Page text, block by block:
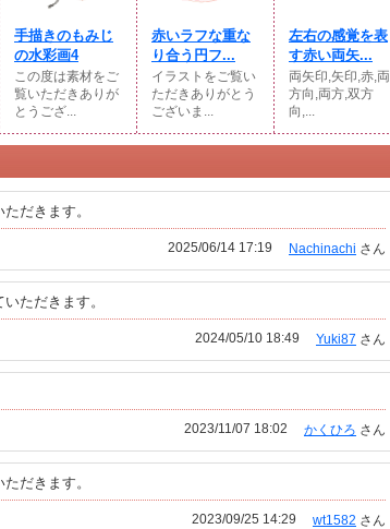
手描きのもみじ
の水彩画4
この度は素材をご
覧いただきありが
とうござ...
赤いラフな重な
り合う円フ...
イラストをご覧い
ただきありがとう
ございま...
左右の感覚を表
す赤い両矢...
両矢印,矢印,赤,両
方向,両方,双方
向,...
だきます。
Nachinachi さん
2025/06/14 17:19
ただきます。
Yuki87 さん
2024/05/10 18:49
かくひろ さん
2023/11/07 18:02
だきます。
wt1582 さん
2023/09/25 14:29